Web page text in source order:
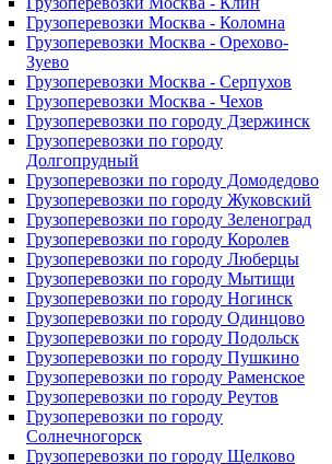
Грузоперевозки Москва - Коломна
Грузоперевозки Москва - Орехово-
Зуево
Грузоперевозки Москва - Серпухов
Грузоперевозки Москва - Чехов
Грузоперевозки по городу Дзержинск
Грузоперевозки по городу
Долгопрудный
Грузоперевозки по городу Домодедово
Грузоперевозки по городу Жуковский
Грузоперевозки по городу Зеленоград
Грузоперевозки по городу Королев
Грузоперевозки по городу Люберцы
Грузоперевозки по городу Мытищи
Грузоперевозки по городу Ногинск
Грузоперевозки по городу Одинцово
Грузоперевозки по городу Подольск
Грузоперевозки по городу Пушкино
Грузоперевозки по городу Раменское
Грузоперевозки по городу Реутов
Грузоперевозки по городу
Солнечногорск
Грузоперевозки по городу Щелково